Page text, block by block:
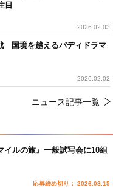
目
2026.02.03
国境を越えるバディドラマ
2026.02.02
ニュース記事一覧
イルの旅』一般試写会に10組
応募締め切り： 2026.08.15